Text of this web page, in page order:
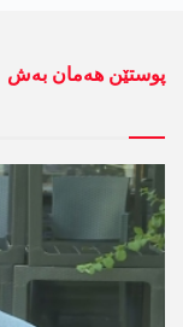
پوستێن ھەمان بەش